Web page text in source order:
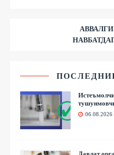
06.08.2026